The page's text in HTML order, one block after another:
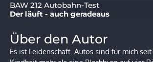
BAW 212 Autobahn-Test
Der läuft - auch geradeaus
Über den Autor
Es ist Leidenschaft. Autos sind für mich